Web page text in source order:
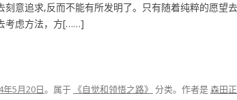
刻意追求,反而不能有所发明了。只有随着纯粹的愿望
考虑方法，方[……]
年5月20日。属于 《自觉和领悟之路》 分类。 作者是森田